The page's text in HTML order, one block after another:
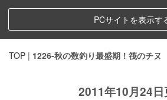
PCサイトを表示す
TOP | 1226-秋の数釣り最盛期！筏のチヌ
2011年10月24日